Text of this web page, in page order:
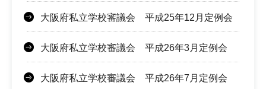
大阪府私立学校審議会 平成25年12月定例会
大阪府私立学校審議会 平成26年3月定例会
大阪府私立学校審議会 平成26年7月定例会